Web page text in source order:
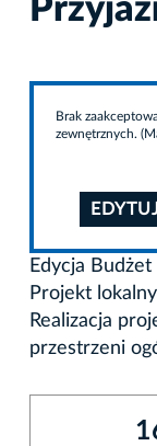
Brak
zewnętrznych.
Edycja
Projekt
Realizacja
przestrzeni